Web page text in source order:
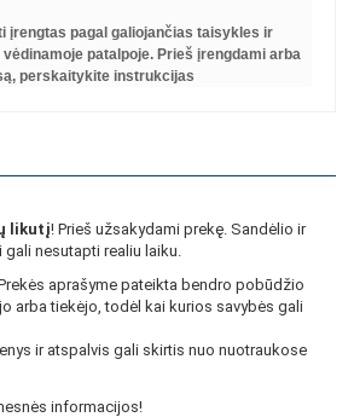
įrengtas pagal galiojančias taisykles ir
patalpoje. Prieš įrengdami arba
perskaitykite instrukcijas
likutį! Prieš užsakydami prekę. Sandėlio ir
nesutapti realiu laiku.
aprašyme pateikta bendro pobūdžio
arba tiekėjo, todėl kai kurios savybės gali
ir atspalvis gali skirtis nuo nuotraukose
informacijos!